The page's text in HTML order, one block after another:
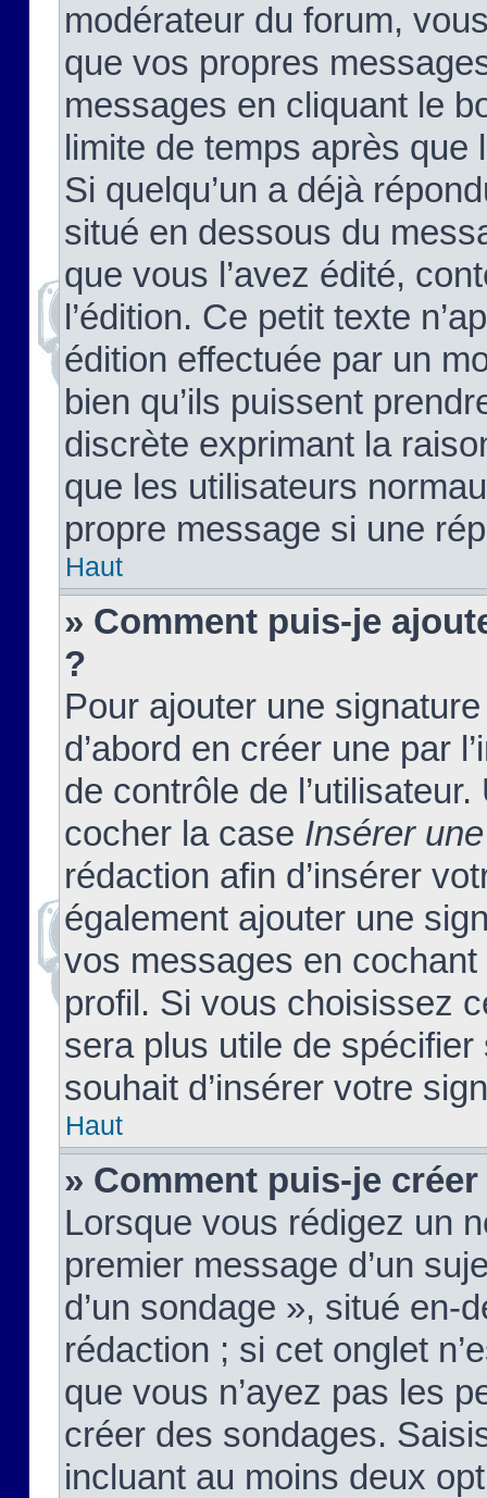
modérateur du forum,
que vos propres
messages en cliquant le
limite de temps après que
Si quelqu’un a déjà
situé en dessous du
que vous l’avez édité,
l’édition. Ce petit texte
édition effectuée par un
bien qu’ils puissent
discrète exprimant la
que les utilisateurs
propre message si une
Haut
» Comment puis-je
?
Pour ajouter une
d’abord en créer une par
de contrôle de
cocher la case Insérer
rédaction afin d’insérer
également ajouter une
vos messages en
profil. Si vous choisissez
sera plus utile de
souhait d’insérer votre
Haut
» Comment puis-je
Lorsque vous rédigez un
premier message d’un
d’un sondage », situé en-
rédaction ; si cet onglet
que vous n’ayez pas les
créer des sondages.
incluant au moins deux